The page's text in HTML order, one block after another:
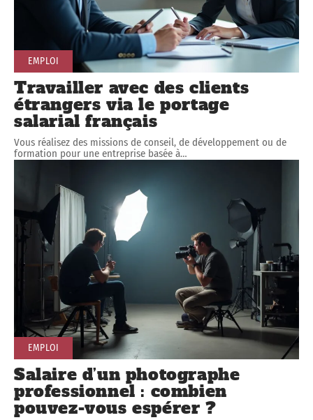
EMPLOI
Travailler avec des clients
étrangers via le portage
salarial français
Vous réalisez des missions de conseil, de développement ou de
formation pour une entreprise basée à…
EMPLOI
Salaire d’un photographe
professionnel : combien
pouvez-vous espérer ?